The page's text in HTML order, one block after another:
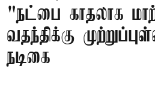
"நட்பை காதலாக
வதந்திக்கு
நடிகை